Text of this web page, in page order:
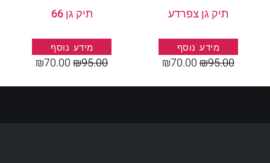
תיק גן צפרדע
מידע נוסף
₪95.00
₪70.00
תיק גן 66
מידע נוסף
₪95.00
₪70.00